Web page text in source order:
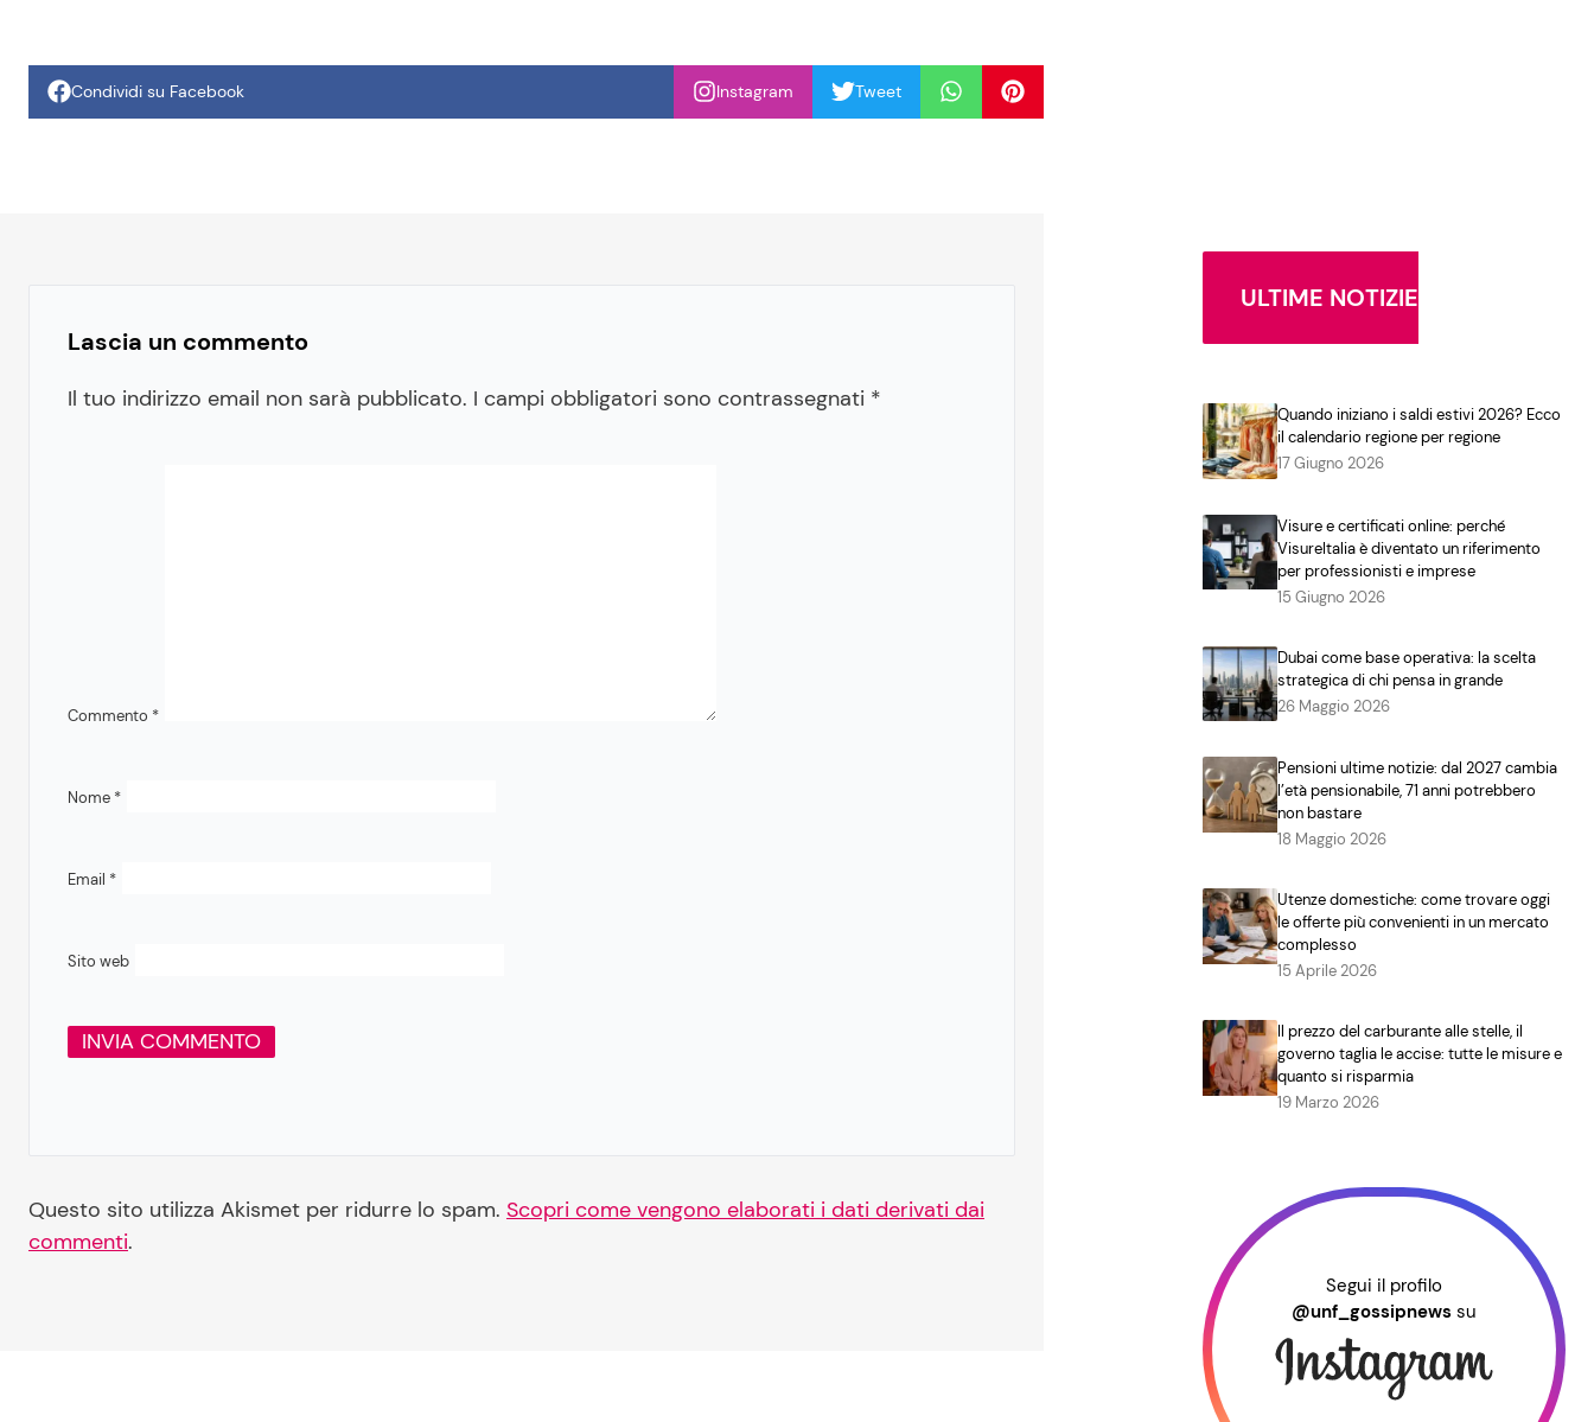
Condividi su Facebook Instagram Tweet
Lascia un commento
Il tuo indirizzo email non sarà pubblicato. I campi obbligatori sono contrassegnati *
Commento *
Nome *
Email *
Sito web
Questo sito utilizza Akismet per ridurre lo spam. Scopri come vengono elaborati i dati derivati dai
commenti.
ULTIME NOTIZIE
Quando iniziano i saldi estivi 2026? Ecco
il calendario regione per regione
17 Giugno 2026
Visure e certificati online: perché
VisureItalia è diventato un riferimento
per professionisti e imprese
15 Giugno 2026
Dubai come base operativa: la scelta
strategica di chi pensa in grande
26 Maggio 2026
Pensioni ultime notizie: dal 2027 cambia
l’età pensionabile, 71 anni potrebbero
non bastare
18 Maggio 2026
Utenze domestiche: come trovare oggi
le offerte più convenienti in un mercato
complesso
15 Aprile 2026
Il prezzo del carburante alle stelle, il
governo taglia le accise: tutte le misure e
quanto si risparmia
19 Marzo 2026
Segui il profilo
@unf_gossipnews su